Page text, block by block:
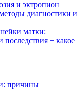
и эктропион
диагностики и
матки:
+ какое
причины